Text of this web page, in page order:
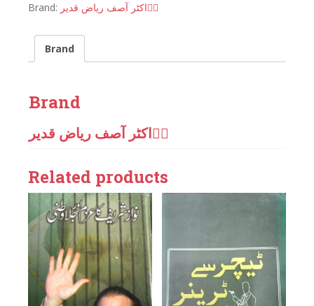
Brand: ڈٖاکٹر آصف ریاض قدیر
Brand
Brand
ڈٖاکٹر آصف ریاض قدیر
Related products